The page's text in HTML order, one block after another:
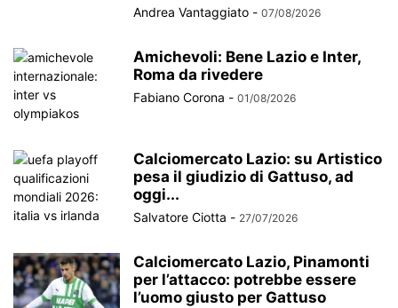
Andrea Vantaggiato - 07/08/2026
Amichevoli: Bene Lazio e Inter,
Roma da rivedere
Fabiano Corona - 01/08/2026
Calciomercato Lazio: su Artistico
pesa il giudizio di Gattuso, ad
oggi...
Salvatore Ciotta - 27/07/2026
Calciomercato Lazio, Pinamonti
per l’attacco: potrebbe essere
l’uomo giusto per Gattuso